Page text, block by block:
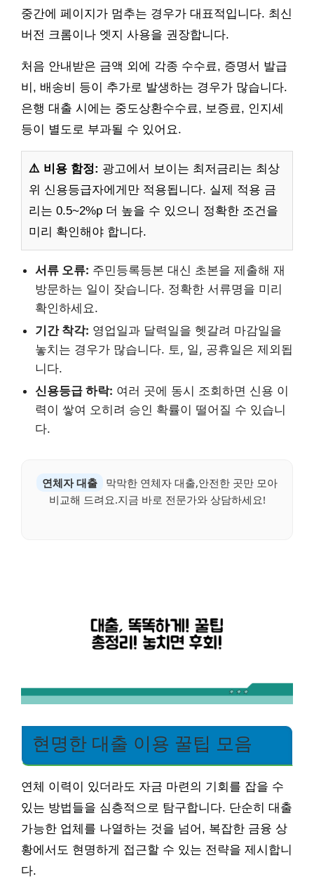
중간에 페이지가 멈추는 경우가 대표적입니다. 최신
버전 크롬이나 엣지 사용을 권장합니다.
처음 안내받은 금액 외에 각종 수수료, 증명서 발급
비, 배송비 등이 추가로 발생하는 경우가 많습니다.
은행 대출 시에는 중도상환수수료, 보증료, 인지세
등이 별도로 부과될 수 있어요.
⚠️ 비용 함정: 광고에서 보이는 최저금리는 최상
위 신용등급자에게만 적용됩니다. 실제 적용 금
리는 0.5~2%p 더 높을 수 있으니 정확한 조건을
미리 확인해야 합니다.
서류 오류: 주민등록등본 대신 초본을 제출해 재
방문하는 일이 잦습니다. 정확한 서류명을 미리
확인하세요.
기간 착각: 영업일과 달력일을 헷갈려 마감일을
놓치는 경우가 많습니다. 토, 일, 공휴일은 제외됩
니다.
신용등급 하락: 여러 곳에 동시 조회하면 신용 이
력이 쌓여 오히려 승인 확률이 떨어질 수 있습니
다.
연체자 대출
막막한 연체자 대출,안전한 곳만 모아
비교해 드려요.지금 바로 전문가와 상담하세요!
현명한 대출 이용 꿀팁 모음
연체 이력이 있더라도 자금 마련의 기회를 잡을 수
있는 방법들을 심층적으로 탐구합니다. 단순히 대출
가능한 업체를 나열하는 것을 넘어, 복잡한 금융 상
황에서도 현명하게 접근할 수 있는 전략을 제시합니
다.